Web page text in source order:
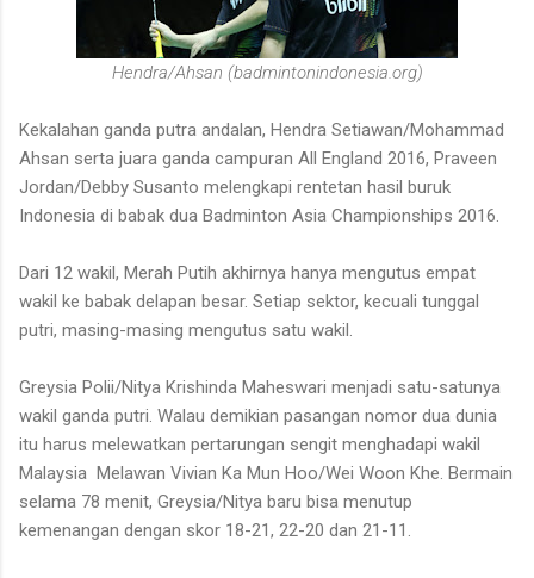
Hendra/Ahsan (badmintonindonesia.org)
Kekalahan ganda putra andalan, Hendra Setiawan/Mohammad
Ahsan serta juara ganda campuran All England 2016, Praveen
Jordan/Debby Susanto melengkapi rentetan hasil buruk
Indonesia di babak dua Badminton Asia Championships 2016
Dari 12 wakil, Merah Putih akhirnya hanya mengutus empat
wakil ke babak delapan besar. Setiap sektor, kecuali tunggal
putri, masing-masing mengutus satu wakil.
Greysia Polii/Nitya Krishinda Maheswari menjadi satu-satunya
wakil ganda putri. Walau demikian pasangan nomor dua dunia
itu harus melewatkan pertarungan sengit menghadapi wakil
Malaysia Melawan Vivian Ka Mun Hoo/Wei Woon Khe . Bermain
selama 78 menit, Greysia/Nitya baru bisa menutup
kemenangan dengan skor 18-21, 22-20 dan 21-11